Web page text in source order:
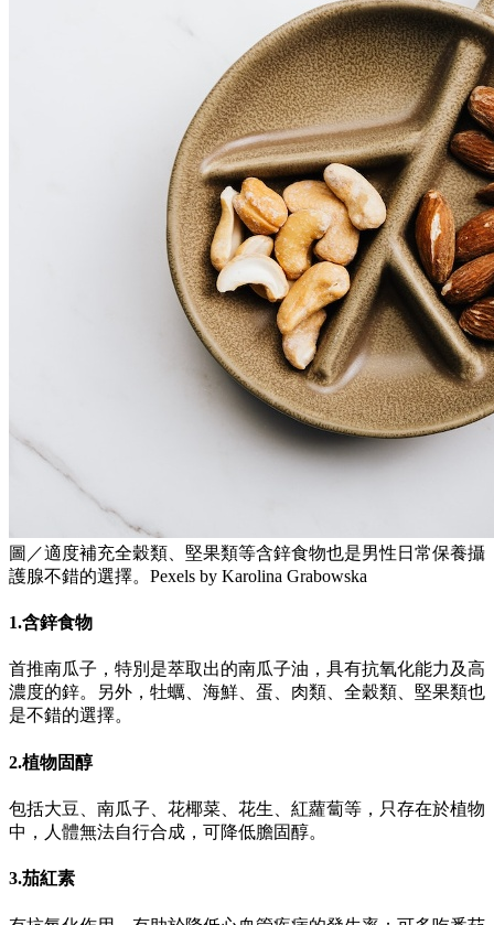
圖／適度補充全穀類、堅果類等含鋅食物也是男性日常保養攝
護腺不錯的選擇。Pexels by Karolina Grabowska
1.含鋅食物
首推南瓜子，特別是萃取出的南瓜子油，具有抗氧化能力及高
濃度的鋅。另外，牡蠣、海鮮、蛋、肉類、全穀類、堅果類也
是不錯的選擇。
2.植物固醇
包括大豆、南瓜子、花椰菜、花生、紅蘿蔔等，只存在於植物
中，人體無法自行合成，可降低膽固醇。
3.茄紅素